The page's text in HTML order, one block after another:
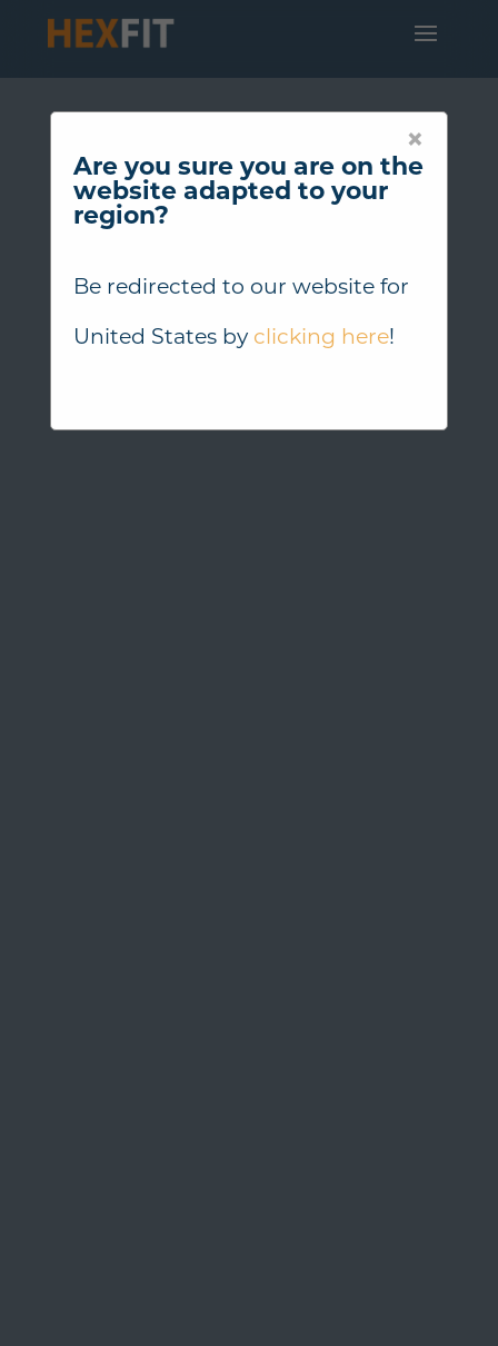
×
Are you sure you are on the
website adapted to your
region?
Be redirected to our website for
United Statesby clicking here!